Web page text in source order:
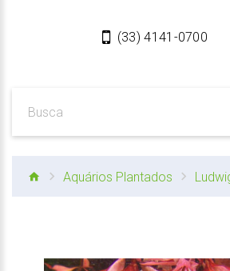
(33) 4141-0700
Aquários Plantados